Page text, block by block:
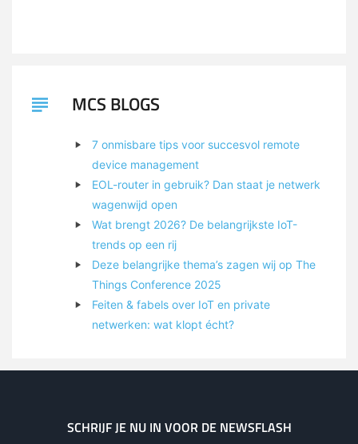
MCS BLOGS
7 onmisbare tips voor succesvol remote
device management
EOL-router in gebruik? Dan staat je netwerk
wagenwijd open
Wat brengt 2026? De belangrijkste IoT-
trends op een rij
Deze belangrijke thema’s zagen wij op The
Things Conference 2025
Feiten & fabels over IoT en private
netwerken: wat klopt écht?
SCHRIJF JE NU IN VOOR DE NEWSFLASH